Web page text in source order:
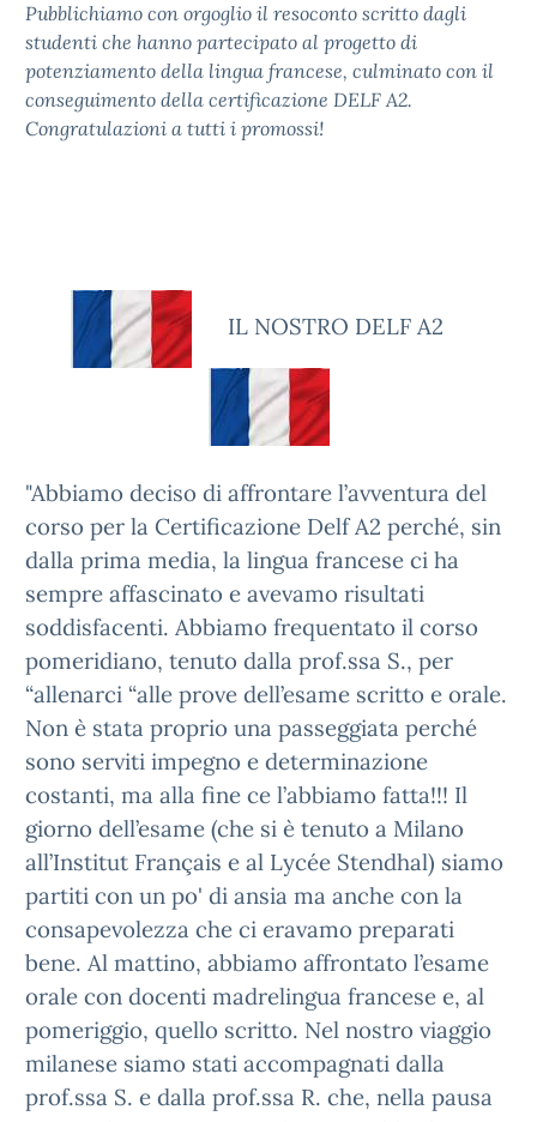
Pubblichiamo con orgoglio il resoconto scritto dagli
studenti che hanno partecipato al progetto di
potenziamento della lingua francese, culminato con il
conseguimento della certificazione DELF A2.
Congratulazioni a tutti i promossi!
IL NOSTRO DELF A2
"Abbiamo deciso di affrontare l’avventura del
corso per la Certificazione Delf A2 perché, sin
dalla prima media, la lingua francese ci ha
sempre affascinato e avevamo risultati
soddisfacenti. Abbiamo frequentato il corso
pomeridiano, tenuto dalla prof.ssa S., per
“allenarci “alle prove dell’esame scritto e orale.
Non è stata proprio una passeggiata perché
sono serviti impegno e determinazione
costanti, ma alla fine ce l’abbiamo fatta!!! Il
giorno dell’esame (che si è tenuto a Milano
all’Institut Français e al Lycée Stendhal) siamo
partiti con un po' di ansia ma anche con la
consapevolezza che ci eravamo preparati
bene. Al mattino, abbiamo affrontato l’esame
orale con docenti madrelingua francese e, al
pomeriggio, quello scritto. Nel nostro viaggio
milanese siamo stati accompagnati dalla
prof.ssa S. e dalla prof.ssa R. che, nella pausa